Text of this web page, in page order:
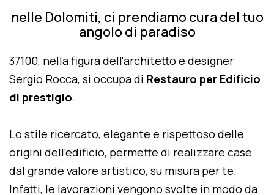
nelle Dolomiti, ci prendiamo cura del tuo
angolo di paradiso
37100, nella figura dell'architetto e designer
Sergio Rocca, si occupa di Restauro per Edificio
di prestigio.
Lo stile ricercato, elegante e rispettoso delle
origini dell'edificio, permette di realizzare case
dal grande valore artistico, su misura per te.
Infatti, le lavorazioni vengono svolte in modo da